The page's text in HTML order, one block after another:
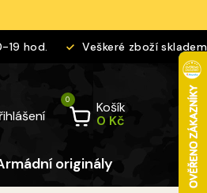
hod. Veškeré zboží skladem
Košík
originály Pro děti